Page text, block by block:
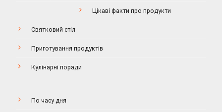
Цікаві факти про продукти
Святковий стіл
Приготування продуктів
Кулінарні поради
По часу дня